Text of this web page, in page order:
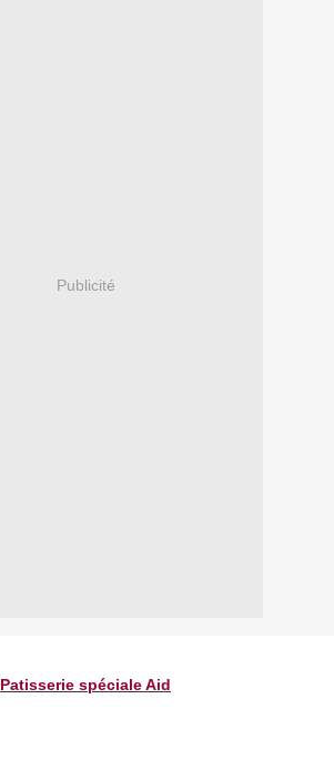
Publicité
Patisserie spéciale Aid